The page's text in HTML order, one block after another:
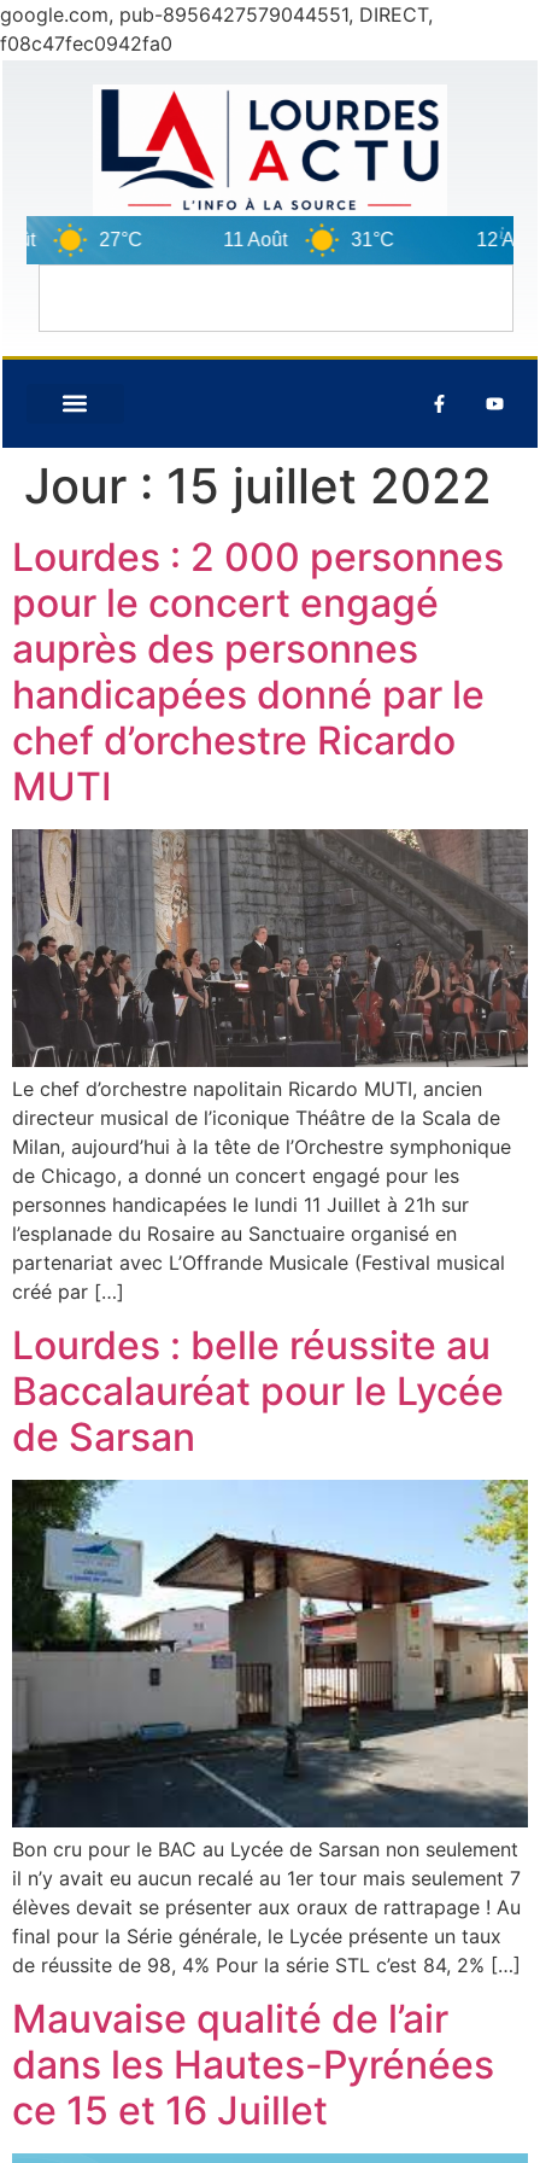
google.com, pub-8956427579044551, DIRECT,
f08c47fec0942fa0
27°C 11 Août 31°C 12 Août
Jour : 15 juillet 2022
Lourdes : 2 000 personnes
pour le concert engagé
auprès des personnes
handicapées donné par le
chef d’orchestre Ricardo
MUTI
Le chef d’orchestre napolitain Ricardo MUTI, ancien
directeur musical de l’iconique Théâtre de la Scala de
Milan, aujourd’hui à la tête de l’Orchestre symphonique
de Chicago, a donné un concert engagé pour les
personnes handicapées le lundi 11 Juillet à 21h sur
l’esplanade du Rosaire au Sanctuaire organisé en
partenariat avec L’Offrande Musicale (Festival musical
créé par […]
Lourdes : belle réussite au
Baccalauréat pour le Lycée
de Sarsan
Bon cru pour le BAC au Lycée de Sarsan non seulement
il n’y avait eu aucun recalé au 1er tour mais seulement 7
élèves devait se présenter aux oraux de rattrapage ! Au
final pour la Série générale, le Lycée présente un taux
de réussite de 98, 4% Pour la série STL c’est 84, 2% […]
Mauvaise qualité de l’air
dans les Hautes-Pyrénées
ce 15 et 16 Juillet